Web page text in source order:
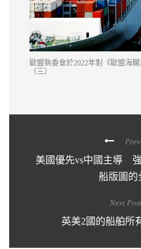
美國優先vs中國主導
船版圖的
Next Post
英美2國的船舶所
歐盟執委會於2022年對《歐盟海
（三）